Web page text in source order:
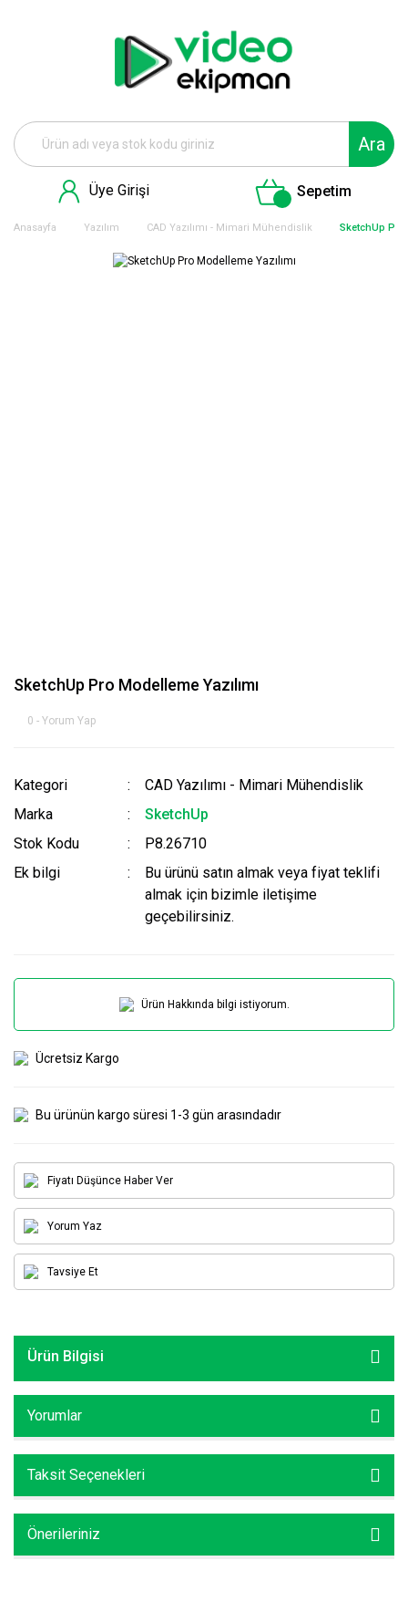
Ara
Üye Girişi Sepetim
Anasayfa Yazılım CAD Yazılımı - Mimari Mühendislik SketchUp Pro
SketchUp Pro Modelleme Yazılımı
0 - Yorum Yap
Kategori
CAD Yazılımı - Mimari Mühendislik
Marka
SketchUp
Stok Kodu
P8.26710
Ek bilgi
Bu ürünü satın almak veya fiyat teklifi
almak için bizimle iletişime
geçebilirsiniz.
Ürün Hakkında bilgi istiyorum.
Ücretsiz Kargo
Bu ürünün kargo süresi 1-3 gün arasındadır
Fiyatı Düşünce Haber Ver
Yorum Yaz
Tavsiye Et
Ürün Bilgisi
Yorumlar
Taksit Seçenekleri
Önerileriniz